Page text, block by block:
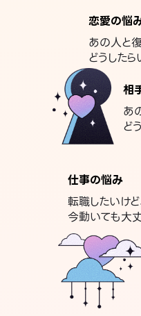
恋愛の悩
あの人と
どうした
相
あ
ど
仕事の悩み
転職したいけど
今動いても大